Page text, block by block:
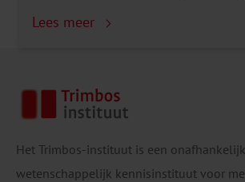
Lees meer
Het Trimbos-instituut is een
wetenschappelijk kennisinstituut voor